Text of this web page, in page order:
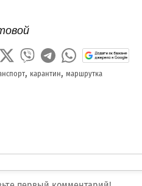
, карантин, маршрутка